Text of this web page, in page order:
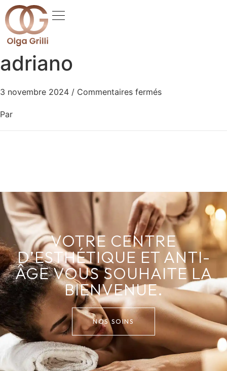
adriano
3 novembre 2024 / Commentaires fermés
Par
VOTRE CENTRE
D’ESTHÉTIQUE ET ANTI-
ÂGE VOUS SOUHAITE LA
BIENVENUE.
NOS SOINS